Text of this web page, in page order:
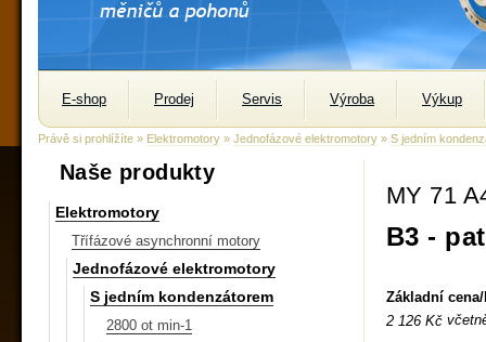
E-shop Prodej Servis Výroba Výkup
Právě si prohlížíte » Elektromotory » Jednofázové elektromotory » S jedním
Naše produkty
Elektromotory
Třífázové asynchronní motory
Jednofázové elektromotory
S jedním kondenzátorem
2800 ot min-1
MY 71
B3 -
Základní
2 126 Kč